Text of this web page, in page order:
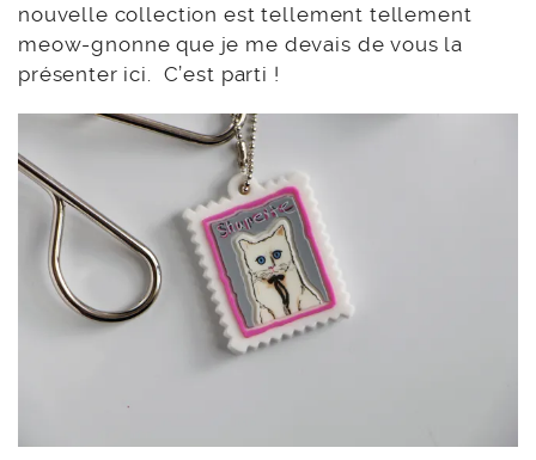
nouvelle collection est tellement tellement
meow-gnonne que je me devais de vous la
présenter ici. C’est parti !